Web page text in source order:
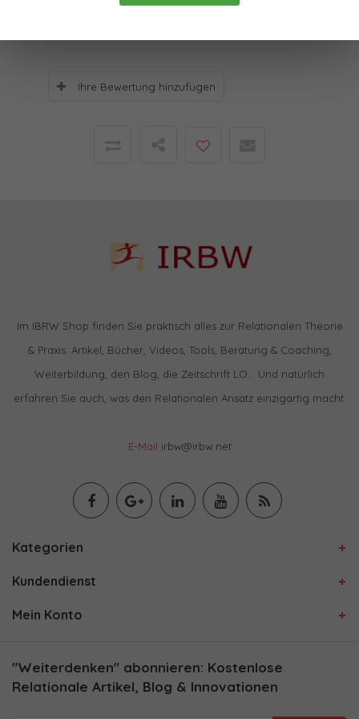
0Sterne, basierend auf
Ihre Bewertung hinzufügen
Im IBRW Shop finden Sie praktisch alles zur Relationalen Theorie
& Praxis: Artikel, Bücher, Videos, Tools, Beratung & Coaching,
Weiterbildung, den Blog, die Zeitschrift LO… Und natürlich
erfahren Sie auch, was den Relationalen Ansatz einzigartig macht.
E-Mail irbw@irbw.net
Kategorien
Kundendienst
Mein Konto
"Weiterdenken" abonnieren: Kostenlose
Relationale Artikel, Blog & Innovationen